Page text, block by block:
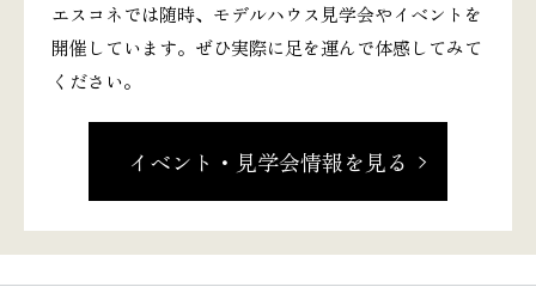
エスコネでは随時、モデルハウス見学会やイベントを
開催しています。ぜひ実際に足を運んで体感してみて
ください。
イベント・見学会情報を見る